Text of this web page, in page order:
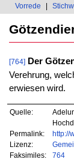
Vorrede |
[764] Der
Verehrung,
erwiesen wird.
Quelle:
Permalink:
http://
Lizenz:
Faksimiles:
764